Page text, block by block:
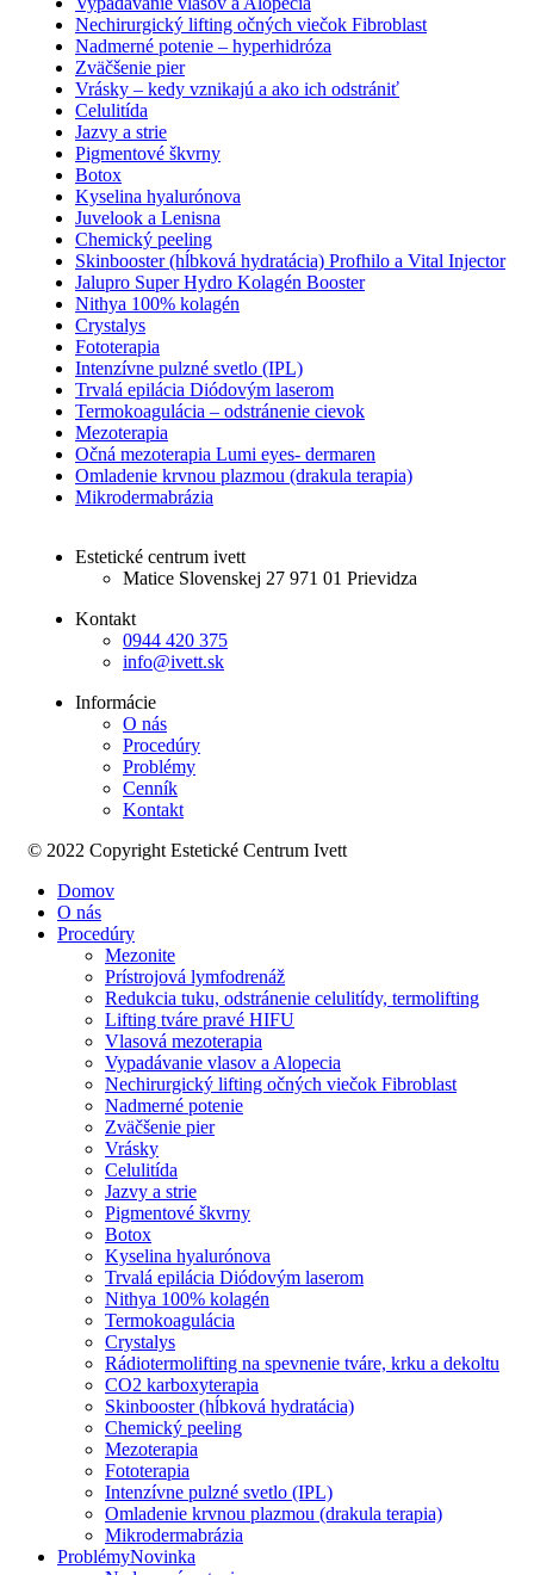
Nechirurgický lifting očných viečok Fibroblast
Nadmerné potenie – hyperhidróza
Zväčšenie pier
Vrásky – kedy vznikajú a ako ich odstrániť
Celulitída
Jazvy a strie
Pigmentové škvrny
Botox
Kyselina hyalurónova
Juvelook a Lenisna
Chemický peeling
Skinbooster (hĺbková hydratácia) Profhilo a Vital Injector
Jalupro Super Hydro Kolagén Booster
Nithya 100% kolagén
Crystalys
Fototerapia
Intenzívne pulzné svetlo (IPL)
Trvalá epilácia Diódovým laserom
Termokoagulácia – odstránenie cievok
Mezoterapia
Očná mezoterapia Lumi eyes- dermaren
Omladenie krvnou plazmou (drakula terapia)
Mikrodermabrázia
Estetické centrum ivett
Matice Slovenskej 27 971 01 Prievidza
Kontakt
0944 420 375
info@ivett.sk
Informácie
O nás
Procedúry
Problémy
Cenník
Kontakt
© 2022 Copyright Estetické Centrum Ivett
Domov
O nás
Procedúry
Mezonite
Prístrojová lymfodrenáž
Redukcia tuku, odstránenie celulitídy, termolifting
Lifting tváre pravé HIFU
Vlasová mezoterapia
Vypadávanie vlasov a Alopecia
Nechirurgický lifting očných viečok Fibroblast
Nadmerné potenie
Zväčšenie pier
Vrásky
Celulitída
Jazvy a strie
Pigmentové škvrny
Botox
Kyselina hyalurónova
Trvalá epilácia Diódovým laserom
Nithya 100% kolagén
Termokoagulácia
Crystalys
Rádiotermolifting na spevnenie tváre, krku a dekoltu
CO2 karboxyterapia
Skinbooster (hĺbková hydratácia)
Chemický peeling
Mezoterapia
Fototerapia
Intenzívne pulzné svetlo (IPL)
Omladenie krvnou plazmou (drakula terapia)
Mikrodermabrázia
ProblémyNovinka